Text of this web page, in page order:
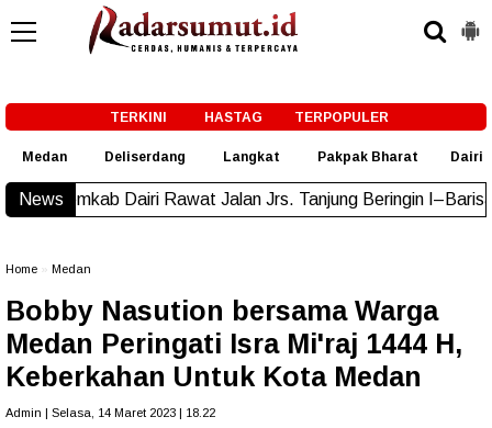
TERKINI HASTAG TERPOPULER
Medan Deliserdang Langkat Pakpak Bharat Dairi
News
Rawat Jalan Jrs. Tanjung Beringin I–Barisan Nauli New!
Home Medan
Bobby Nasution bersama Warga
Medan Peringati Isra Mi'raj 1444 H,
Keberkahan Untuk Kota Medan
Admin | Selasa, 14 Maret 2023 | 18.22